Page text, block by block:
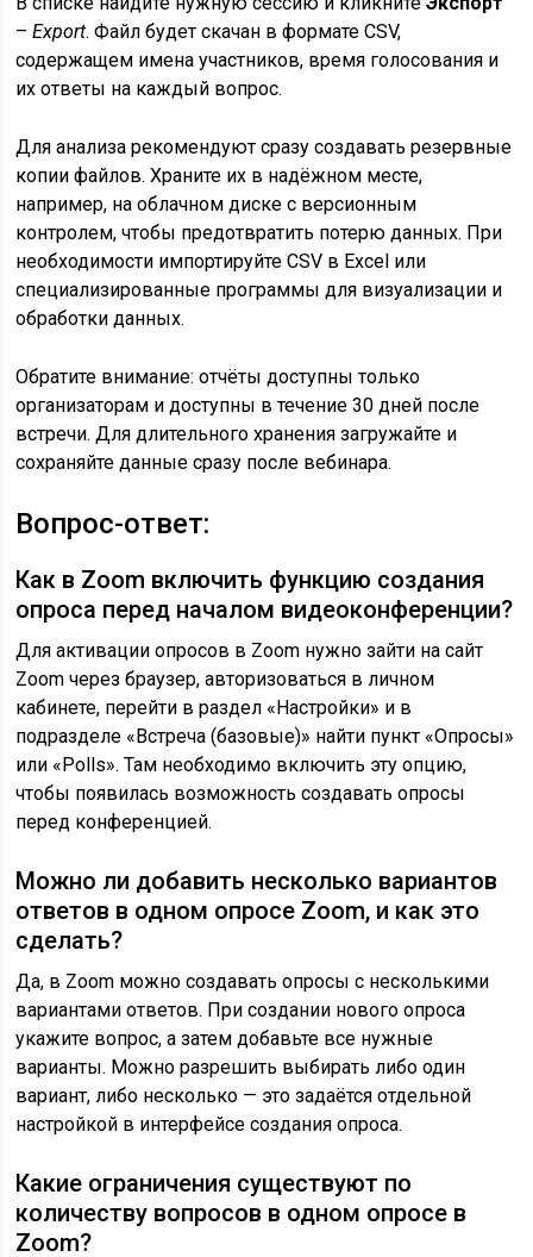
–Export. Файл будет скачан в формате CSV,
содержащем имена участников, время голосования и
их ответы на каждый вопрос.
Для анализа рекомендуют сразу создавать резервные
копии файлов. Храните их в надёжном месте,
например, на облачном диске с версионным
контролем, чтобы предотвратить потерю данных. При
необходимости импортируйте CSV в Excel или
специализированные программы для визуализации и
обработки данных.
Обратите внимание: отчёты доступны только
организаторам и доступны в течение 30 дней после
встречи. Для длительного хранения загружайте и
сохраняйте данные сразу после вебинара.
Вопрос-ответ:
Как в Zoom включить функцию создания
опроса перед началом видеоконференции?
Для активации опросов в Zoom нужно зайти на сайт
Zoom через браузер, авторизоваться в личном
кабинете, перейти в раздел «Настройки» и в
подразделе «Встреча (базовые)» найти пункт «Опросы»
или «Polls». Там необходимо включить эту опцию,
чтобы появилась возможность создавать опросы
перед конференцией.
Можно ли добавить несколько вариантов
ответов в одном опросе Zoom, и как это
сделать?
Да, в Zoom можно создавать опросы с несколькими
вариантами ответов. При создании нового опроса
укажите вопрос, а затем добавьте все нужные
варианты. Можно разрешить выбирать либо один
вариант, либо несколько — это задаётся отдельной
настройкой в интерфейсе создания опроса.
Какие ограничения существуют по
количеству вопросов в одном опросе в
Zoom?